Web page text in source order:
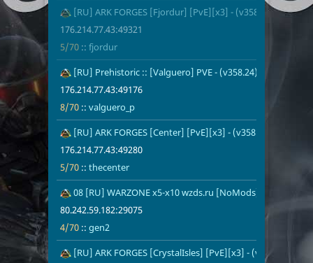
19 [RU] ARK FORGES [Fjordur] [PvE][x3] - (v358.24)
176.214.77.43:49321
5/70 :: fjordur
5/70
fjordur
20 [RU] Prehistoric :: [Valguero] PVE - (v358.24)
176.214.77.43:49176
8/70 :: valguero_p
21 [RU] ARK FORGES [Center] [PvE][x3] - (v358.24)
176.214.77.43:49280
5/70 :: thecenter
22 08 [RU] WARZONE x5-x10 wzds.ru [NoMods] PVE -
80.242.59.182:29075
4/70 :: gen2
24 [RU] ARK FORGES [CrystalIsles] [PvE][x3] - (v358.24)
4/70
crystalisles
1